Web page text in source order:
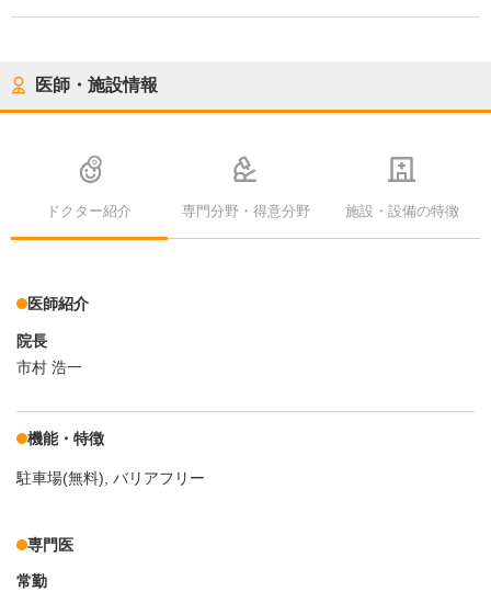
医師・施設情報
ドクター紹介 専門分野・得意分野 施設・設備の特徴
医師紹介
院長
市村 浩一
機能・特徴
駐車場(無料) バリアフリー
専門医
常勤